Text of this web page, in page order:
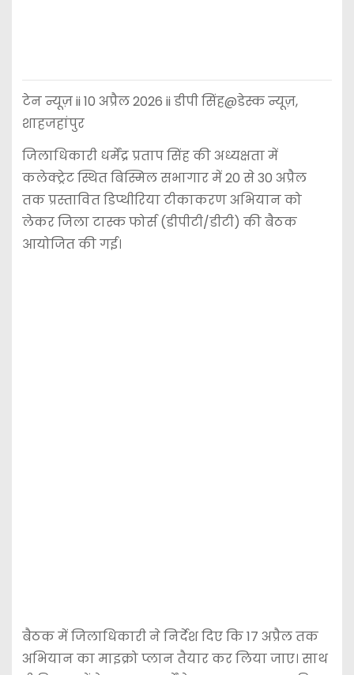
टेन न्यूज़ ii 10 अप्रैल 2026 ii डीपी सिंह@डेस्क न्यूज़,
शाहजहांपुर
जिलाधिकारी धर्मेंद्र प्रताप सिंह की अध्यक्षता में
कलेक्ट्रेट स्थित बिस्मिल सभागार में 20 से 30 अप्रैल
तक प्रस्तावित डिप्थीरिया टीकाकरण अभियान को
लेकर जिला टास्क फोर्स (डीपीटी/डीटी) की बैठक
आयोजित की गई।
बैठक में जिलाधिकारी ने निर्देश दिए कि 17 अप्रैल तक
अभियान का माइक्रो प्लान तैयार कर लिया जाए। साथ